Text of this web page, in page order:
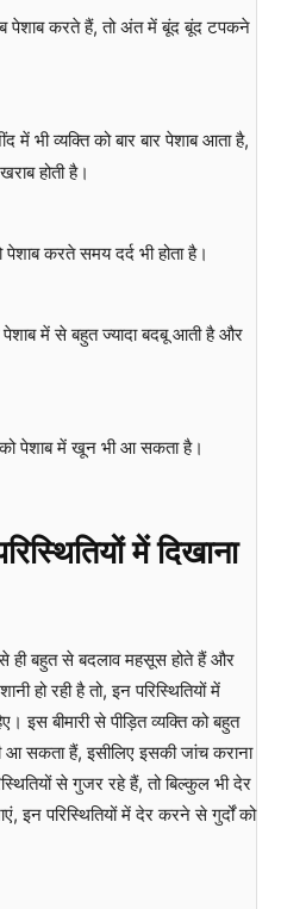
पेशाब करते हैं, तो अंत में बूंद बूंद टपकने
में भी व्यक्ति को बार बार पेशाब आता है,
होती है।
पेशाब करते समय दर्द भी होता है।
पेशाब में से बहुत ज्यादा बदबू आती है और
को पेशाब में खून भी आ सकता है।
में दिखाना
बहुत से बदलाव महसूस होते हैं और
हो रही है तो, इन परिस्थितियों में
इस बीमारी से पीड़ित व्यक्ति को बहुत
सकता हैं, इसीलिए इसकी जांच कराना
से गुजर रहे हैं, तो बिल्कुल भी देर
इन परिस्थितियों में देर करने से गुर्दों को